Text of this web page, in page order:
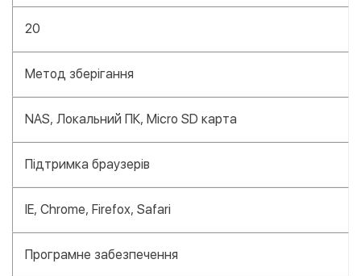
20
Метод зберігання
NAS, Локальний ПК, Micro SD карта
Підтримка браузерів
IE, Chrome, Firefox, Safari
Програмне забезпечення